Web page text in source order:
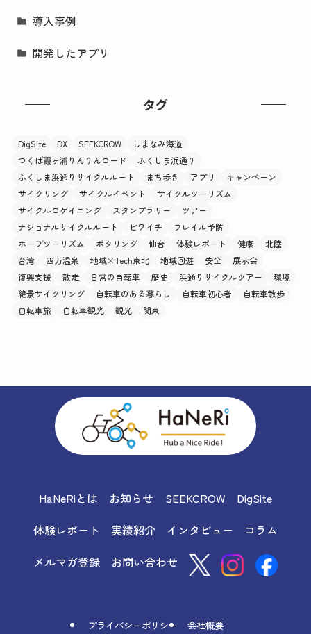
導入事例
開発したアプリ
タグ
DigSite DX SEEKCROW
しまなみ海道
つくば霞ヶ浦りんりんロード
ふくしま浜通り
ふくしま浜通りサイクルルート
まち歩き アプリ
キャンペーン
サイクリング
サイクルイベント
サイクルツーリズム
サイクルロゲイニング
スタンプラリー
ツアー
ナショナルサイクルルート
ビワイチ
フレイル予防
ホープツーリズム
ポタリング 仙台 体験レポート 健康
北陸
台湾
四万温泉 地域×Tech東北 地域回遊 安全
展示会
復興支援
散走 日常の自転車 歴史 浜通りサイクルツアー
環境
絶景サイクリング
自転車のある暮らし 自転車初心者
自転車散歩
自転車旅
自転車観光 観光 関東
HaNeRiとは お知らせ SEEKCROW
DigSite
体験レポート
実績紹介 インタビュー
コラム
メルマガ登録
お問い合わせ
プライバシーポリシー 会社概要